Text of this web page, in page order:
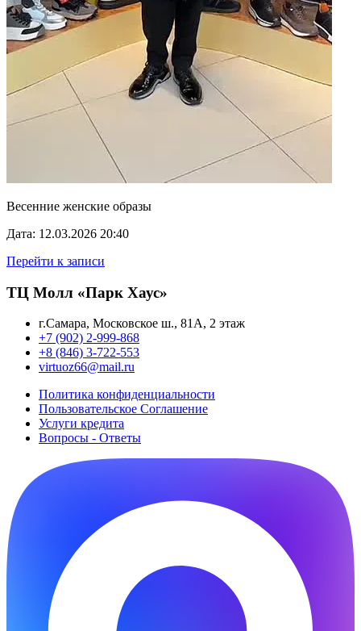
Весенние женские образы
Дата: 12.03.2026 20:40
Перейти к записи
ТЦ Молл «Парк Хаус»
г.Самара, Московское ш., 81А, 2 этаж
+7 (902) 2-999-868
+8 (846) 3-722-553
virtuoz66@mail.ru
Политика конфиденциальности
Пользовательское Cоглашение
Услуги кредита
Вопросы - Ответы